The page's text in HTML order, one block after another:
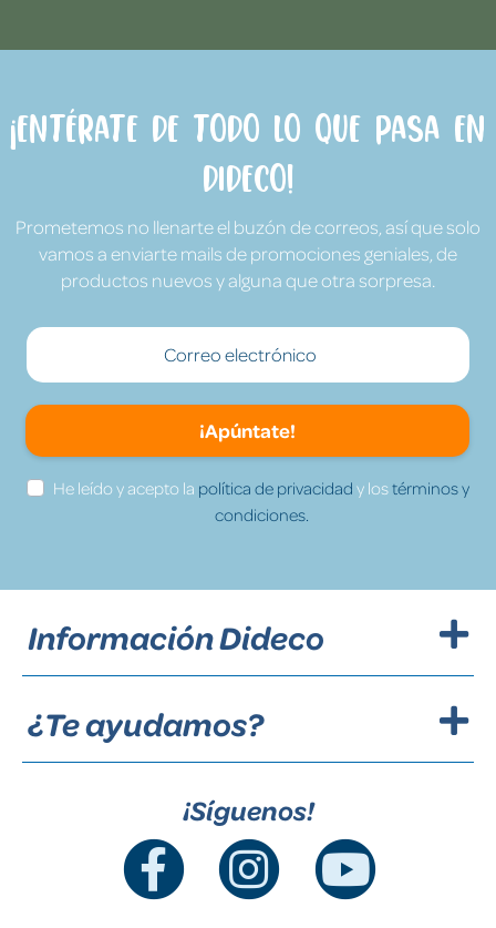
¡Entérate de todo lo que pasa en
Dideco!
Prometemos no llenarte el buzón de correos, así que solo
vamos a enviarte mails de promociones geniales, de
productos nuevos y alguna que otra sorpresa.
¡Apúntate!
He leído y acepto la política de privacidad y lostérminos y
condiciones.
Información Dideco
¿Te ayudamos?
¡Síguenos!